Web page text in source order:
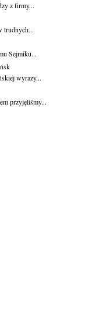
z firmy...
trudnych...
Sejmiku...
wyrazy...
przyjęliśmy...